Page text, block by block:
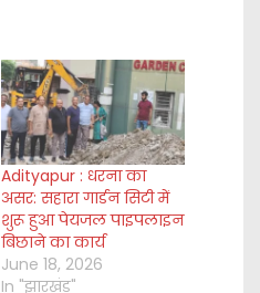
Adityapur : धरना का
असर: सहारा गार्डन सिटी में
शुरू हुआ पेयजल पाइपलाइन
बिछाने का कार्य
June 18, 2026
In "झारखंड"